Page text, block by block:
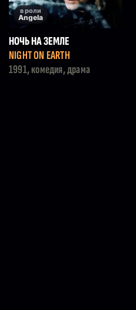
в роли
Angela
НОЧЬ НА ЗЕМЛЕ
NIGHT ON EARTH
1991, комедия, драма